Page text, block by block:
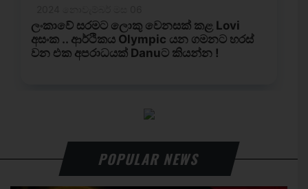
POPULAR NEWS